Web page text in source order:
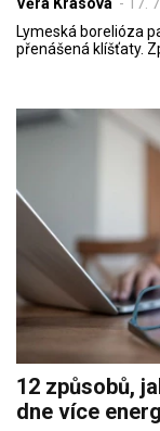
Lymeská borelióza
přenášená klíšťaty.
12 způsobů,
dne více